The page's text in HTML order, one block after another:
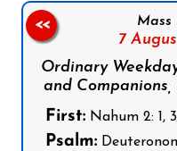
Mass
7
Ordinary
and
First: Nahum 2: 1,
Psalm:
<<